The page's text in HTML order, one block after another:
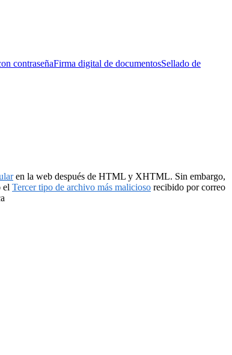
contraseñaFirma digital de documentosSellado de
en la web después de HTML y XHTML. Sin embargo,
el Tercer tipo de archivo más malicioso recibido por correo